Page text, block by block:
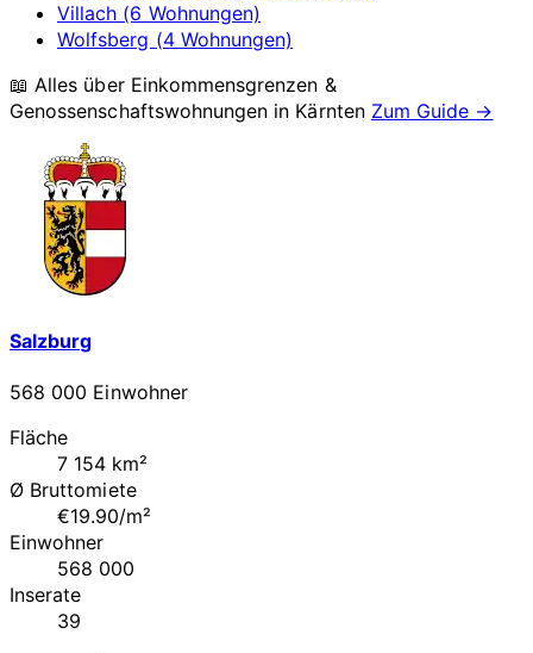
Villach (6 Wohnungen)
Wolfsberg (4 Wohnungen)
📖 Alles über Einkommensgrenzen &
Genossenschaftswohnungen in Kärnten Zum Guide →
Salzburg
568 000 Einwohner
Fläche
7 154 km²
Ø Bruttomiete
€19.90/m²
Einwohner
568 000
Inserate
39